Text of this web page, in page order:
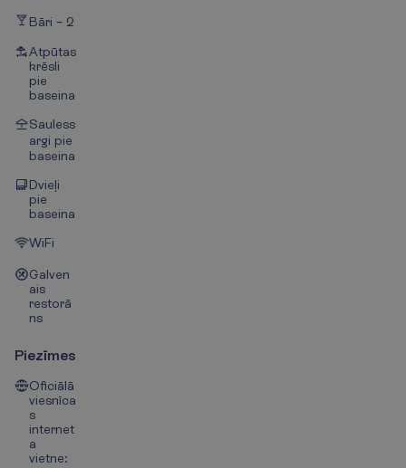
Bāri – 2
Atpūtas
krēsli
pie
baseina
Sauless
argi pie
baseina
Dvieļi
pie
baseina
WiFi
Galven
ais
restorā
ns
Piezīmes
Oficiālā
viesnīca
s
internet
a
vietne: